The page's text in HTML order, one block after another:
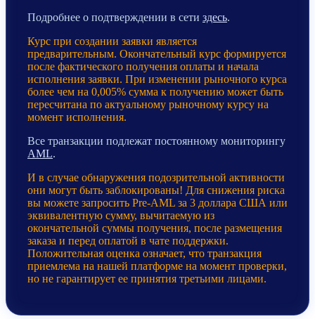
Подробнее о подтверждении в сети здесь.
Курс при создании заявки является
предварительным. Окончательный курс формируется
после фактического получения оплаты и начала
исполнения заявки. При изменении рыночного курса
более чем на 0,005% сумма к получению может быть
пересчитана по актуальному рыночному курсу на
момент исполнения.
Все транзакции подлежат постоянному мониторингу
AML.
И в случае обнаружения подозрительной активности
они могут быть заблокированы! Для снижения риска
вы можете запросить Pre-AML за 3 доллара США или
эквивалентную сумму, вычитаемую из
окончательной суммы получения, после размещения
заказа и перед оплатой в чате поддержки.
Положительная оценка означает, что транзакция
приемлема на нашей платформе на момент проверки,
но не гарантирует ее принятия третьими лицами.